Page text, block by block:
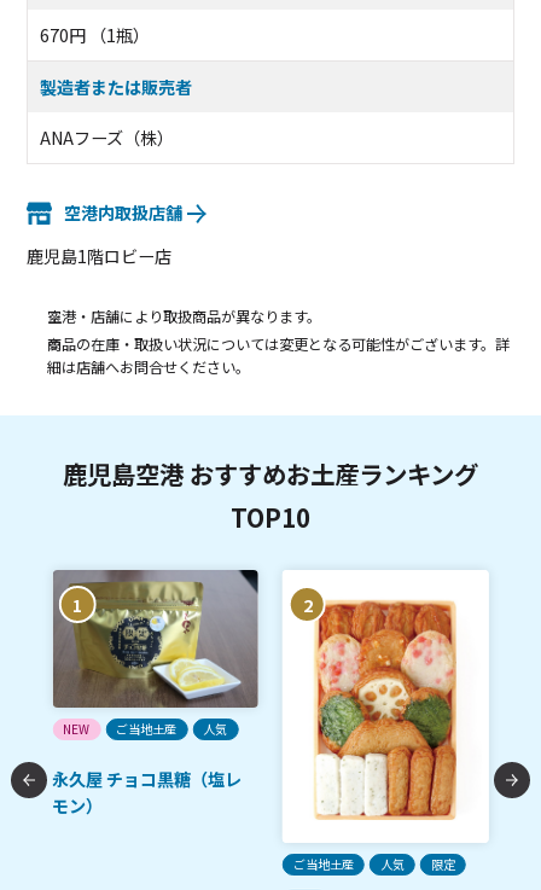
670円 （1瓶）
製造者または販売者
ANAフーズ（株）
空港内取扱店舗
鹿児島1階ロビー店
空港・店舗により取扱商品が異なります。
商品の在庫・取扱い状況については変更となる可能性がございます。詳
細は店舗へお問合せください。
鹿児島空港 おすすめお土産ランキング
TOP10
豚
1
NEW ご当地土産 人気
永久屋 チョコ黒糖（塩レ
モン）
2
ご当地土産 人気
限定
南